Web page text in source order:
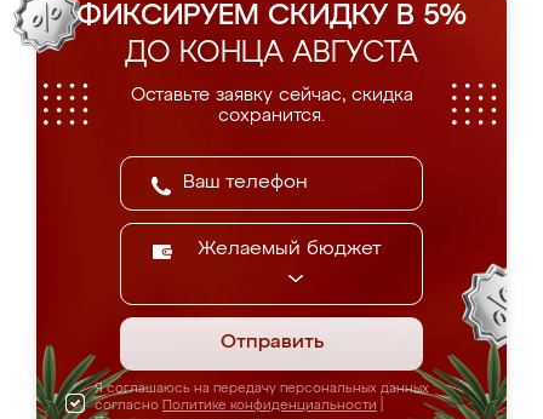
ФИКСИРУЕМ СКИДКУ В 5%
ДО КОНЦА АВГУСТА
Оставьте заявку сейчас, скидка
сохранится.
Желаемый бюджет
Отправить
Я соглашаюсь на передачу персональных данных
согласно Политике конфиденциальности